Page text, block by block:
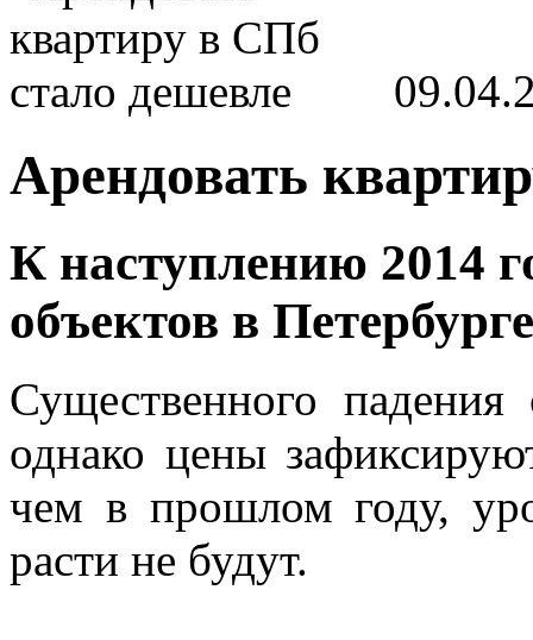
Арендовать
К наступлению 2014
объектов в
Существенного падения
однако цены
чем в прошлом году,
расти не будут.